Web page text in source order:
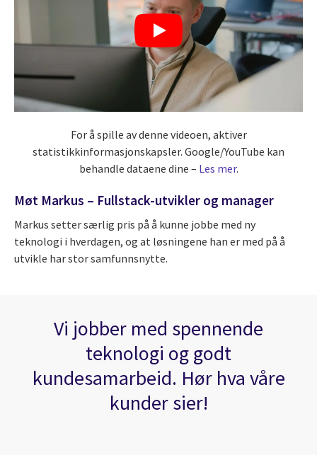
For å spille av denne videoen, aktiver
statistikkinformasjonskapsler. Google/YouTube kan
behandle dataene dine – Les mer.
Møt Markus – Fullstack-utvikler og manager
Markus setter særlig pris på å kunne jobbe med ny
teknologi i hverdagen, og at løsningene han er med på å
utvikle har stor samfunnsnytte.
Vi jobber med spennende
teknologi og godt
kundesamarbeid. Hør hva våre
kunder sier!